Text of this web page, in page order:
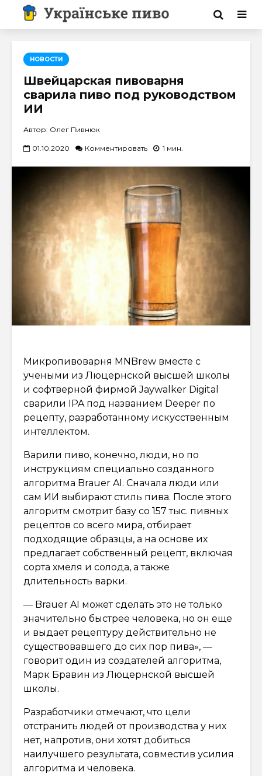
НОВОСТИ
Швейцарская пивоварня
сварила пиво под руководством
ИИ
Автор: Олег Пивнюк
01.10.2020 Комментировать 1 мин.
Микропивоварня MNBrew вместе с
учеными из Люцернской высшей школы
и софтверной фирмой Jaywalker Digital
сварили IPA под названием Deeper по
рецепту, разработанному искусственным
интеллектом.
Варили пиво, конечно, люди, но по
инструкциям специально созданного
алгоритма Brauer AI. Сначала люди или
сам ИИ выбирают стиль пива. После этого
алгоритм смотрит базу со 157 тыс. пивных
рецептов со всего мира, отбирает
подходящие образцы, а на основе их
предлагает собственный рецепт, включая
сорта хмеля и солода, а также
длительность варки.
— Brauer AI может сделать это не только
значительно быстрее человека, но он еще
и выдает рецептуру действительно не
существовавшего до сих пор пива», —
говорит один из создателей алгоритма,
Марк Бравин из Люцернской высшей
школы.
Разработчики отмечают, что цели
отстранить людей от производства у них
нет, напротив, они хотят добиться
наилучшего результата, совместив усилия
алгоритма и человека.